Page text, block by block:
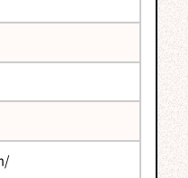
すが、
んでいただければ失
もOK。ただし、再発
きます。
綺麗で、きちんとし
している
びに近づきます。
、床下を外したとき
取ってもらえない可
、
んとシロアリの知識
になるので、聞いてみ
するなら、確実
い